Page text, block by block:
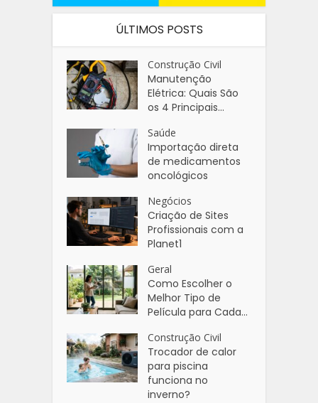
ÚLTIMOS POSTS
Construção Civil
Manutenção
Elétrica: Quais São
os 4 Principais...
Saúde
Importação direta
de medicamentos
oncológicos
Negócios
Criação de Sites
Profissionais com a
Planet1
Geral
Como Escolher o
Melhor Tipo de
Película para Cada...
Construção Civil
Trocador de calor
para piscina
funciona no
inverno?